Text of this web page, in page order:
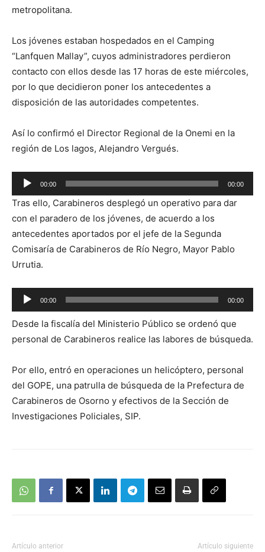
metropolitana.
Los jóvenes estaban hospedados en el Camping
“Lanfquen Mallay”, cuyos administradores perdieron
contacto con ellos desde las 17 horas de este miércoles,
por lo que decidieron poner los antecedentes a
disposición de las autoridades competentes.
Así lo confirmó el Director Regional de la Onemi en la
región de Los lagos, Alejandro Vergués.
Reproductor
de
audio
00:00 00:00
Tras ello, Carabineros desplegó un operativo para dar
con el paradero de los jóvenes, de acuerdo a los
antecedentes aportados por el jefe de la Segunda
Comisaría de Carabineros de Río Negro, Mayor Pablo
Urrutia.
Reproductor
de
audio
00:00 00:00
Desde la fiscalía del Ministerio Público se ordenó que
personal de Carabineros realice las labores de búsqueda.
Por ello, entró en operaciones un helicóptero, personal
del GOPE, una patrulla de búsqueda de la Prefectura de
Carabineros de Osorno y efectivos de la Sección de
Investigaciones Policiales, SIP.
Artículo anterior Artículo siguiente